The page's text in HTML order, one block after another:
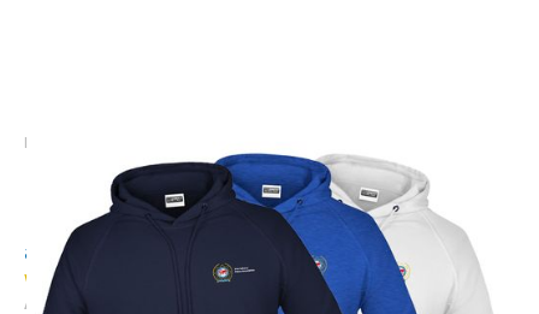
Produkte
Hoodie
ab 42,25
WD8024
Alle Preise inkl. 19% MwSt. zzgl. Versandkosten